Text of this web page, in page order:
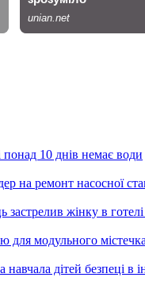
10 днів немає води
на ремонт насосної
жінку в
модульного
дітей безпеці в